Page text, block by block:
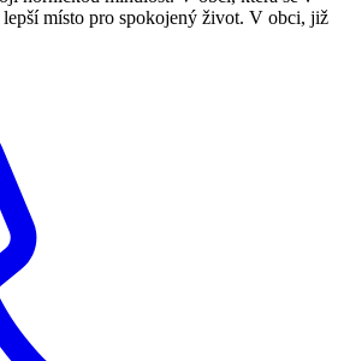
lepší místo pro spokojený život. V obci, již